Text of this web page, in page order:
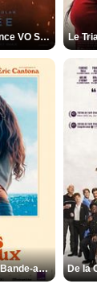
L'Odyssée Bande-annonce VO STFR Le
Les Matins merveilleux Bande-annonce VF